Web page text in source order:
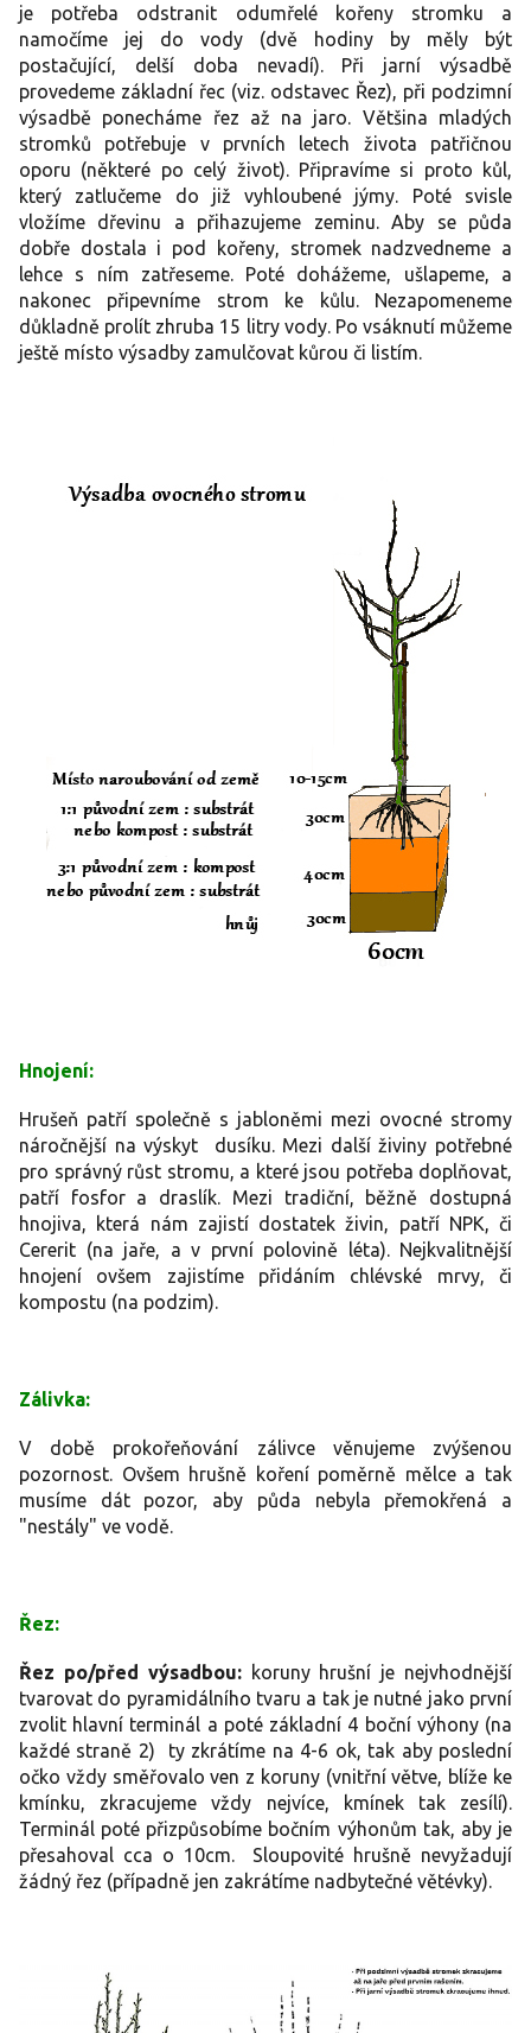
je potřeba odstranit odumřelé kořeny stromku a
namočíme jej do vody (dvě hodiny by měly být
postačující, delší doba nevadí). Při jarní výsadbě
provedeme základní řec (viz. odstavec Řez), při podzimní
výsadbě ponecháme řez až na jaro. Většina mladých
stromků potřebuje v prvních letech života patřičnou
oporu (některé po celý život). Připravíme si proto kůl,
který zatlučeme do již vyhloubené jýmy. Poté svisle
vložíme dřevinu a přihazujeme zeminu. Aby se půda
dobře dostala i pod kořeny, stromek nadzvedneme a
lehce s ním zatřeseme. Poté dohážeme, ušlapeme, a
nakonec připevníme strom ke kůlu. Nezapomeneme
důkladně prolít zhruba 15 litry vody. Po vsáknutí můžeme
ještě místo výsadby zamulčovat kůrou či listím.
Hnojení:
Hrušeň patří společně s jabloněmi mezi ovocné stromy
náročnější na výskyt dusíku. Mezi další živiny potřebné
pro správný růst stromu, a které jsou potřeba doplňovat,
patří fosfor a draslík. Mezi tradiční, běžně dostupná
hnojiva, která nám zajistí dostatek živin, patří NPK, či
Cererit (na jaře, a v první polovině léta). Nejkvalitnější
hnojení ovšem zajistíme přidáním chlévské mrvy, či
kompostu (na podzim).
Zálivka:
V době prokořeňování zálivce věnujeme zvýšenou
pozornost. Ovšem hrušně koření poměrně mělce a tak
musíme dát pozor, aby půda nebyla přemokřená a
"nestály" ve vodě.
Řez:
Řez po/před výsadbou: koruny hrušní je nejvhodnější
tvarovat do pyramidálního tvaru a tak je nutné jako první
zvolit hlavní terminál a poté základní 4 boční výhony (na
každé straně 2) ty zkrátíme na 4-6 ok, tak aby poslední
očko vždy směřovalo ven z koruny (vnitřní větve, blíže ke
kmínku, zkracujeme vždy nejvíce, kmínek tak zesílí).
Terminál poté přizpůsobíme bočním výhonům tak, aby je
přesahoval cca o 10cm. Sloupovité hrušně nevyžadují
žádný řez (případně jen zakrátíme nadbytečné větévky).